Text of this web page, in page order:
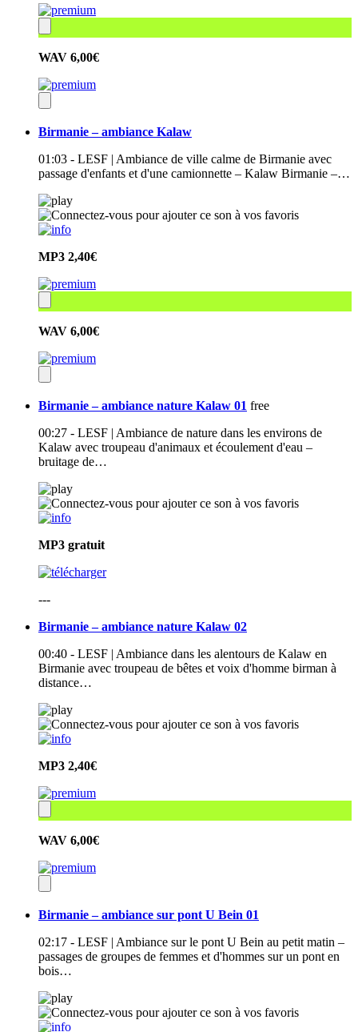
WAV 6,00€
Birmanie – ambiance Kalaw
01:03 - LESF | Ambiance de ville calme de Birmanie avec
passage d'enfants et d'une camionnette – Kalaw Birmanie –…
MP3 2,40€
WAV 6,00€
Birmanie – ambiance nature Kalaw 01 free
00:27 - LESF | Ambiance de nature dans les environs de
Kalaw avec troupeau d'animaux et écoulement d'eau –
bruitage de…
MP3 gratuit
---
Birmanie – ambiance nature Kalaw 02
00:40 - LESF | Ambiance dans les alentours de Kalaw en
Birmanie avec troupeau de bêtes et voix d'homme birman à
distance…
MP3 2,40€
WAV 6,00€
Birmanie – ambiance sur pont U Bein 01
02:17 - LESF | Ambiance sur le pont U Bein au petit matin –
passages de groupes de femmes et d'hommes sur un pont en
bois…